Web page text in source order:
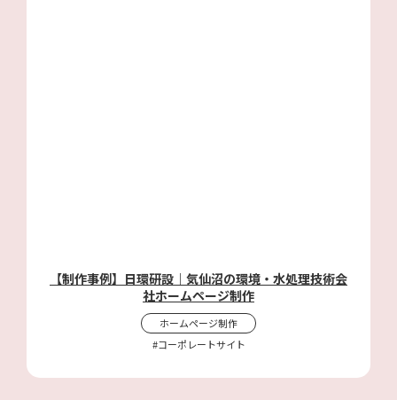
【制作事例】日環研設｜気仙沼の環境・水処理技術会
社ホームページ制作
ホームページ制作
#コーポレートサイト